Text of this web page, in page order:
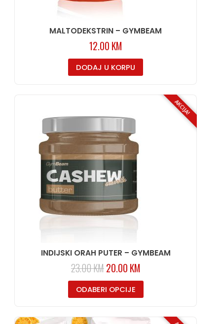
MALTODEKSTRIN – GYMBEAM
12.00 KM
DODAJ U KORPU
AKCIJA!
INDIJSKI ORAH PUTER – GYMBEAM
23.00KM20.00 KM
ODABERI OPCIJE